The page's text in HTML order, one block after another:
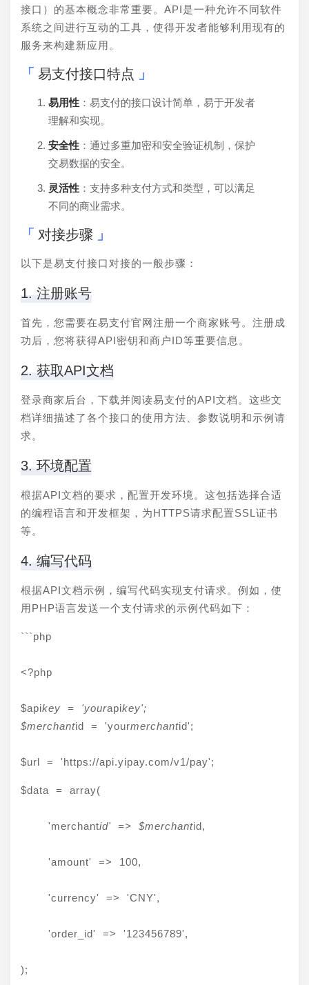
接口）的基本概念非常重要。API是一种允许不同软件
系统之间进行互动的工具，使得开发者能够利用现有的
服务来构建新应用。
易支付接口特点
易用性 ：易支付的接口设计简单，易于开发者
理解和实现。
安全性 ：通过多重加密和安全验证机制，保护
交易数据的安全。
灵活性 ：支持多种支付方式和类型，可以满足
不同的商业需求。
对接步骤
以下是易支付接口对接的一般步骤：
1. 注册账号
首先，您需要在易支付官网注册一个商家账号。注册成
功后，您将获得API密钥和商户ID等重要信息。
2. 获取API文档
登录商家后台，下载并阅读易支付的API文档。这些文
档详细描述了各个接口的使用方法、参数说明和示例请
求。
3. 环境配置
根据API文档的要求，配置开发环境。这包括选择合适
的编程语言和开发框架，为HTTPS请求配置SSL证书
等。
4. 编写代码
根据API文档示例，编写代码实现支付请求。例如，使
用PHP语言发送一个支付请求的示例代码如下：
```php
<?php
$apikey = 'yourapikey';
$merchantid = 'yourmerchantid';
$url = 'https://api.yipay.com/v1/pay';
$data = array(
    'merchant
id' => $merchantid,
    'amount' => 100,
    'currency' => 'CNY',
    'order_id' => '123456789',
);